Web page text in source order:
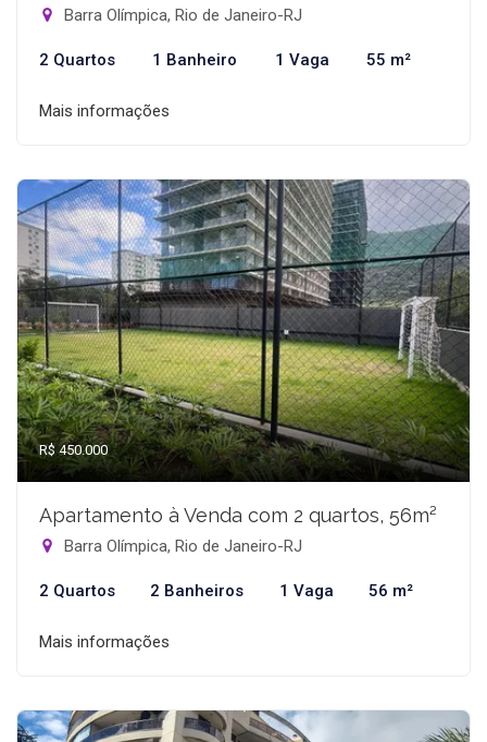
Barra Olímpica, Rio de Janeiro-RJ
2 Quartos 1 Banheiro 1 Vaga 55 m²
Mais informações
R$ 450.000
Apartamento à Venda com 2 quartos, 56m²
Barra Olímpica, Rio de Janeiro-RJ
2 Quartos 2 Banheiros 1 Vaga 56 m²
Mais informações